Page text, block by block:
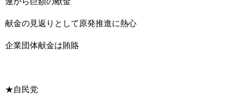
献金の見返りとして原発推進に熱心
企業団体献金は賄賂
★自民党